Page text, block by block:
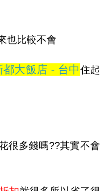
也比較不會
都大飯店 - 台中住起
很多錢嗎??其實不會